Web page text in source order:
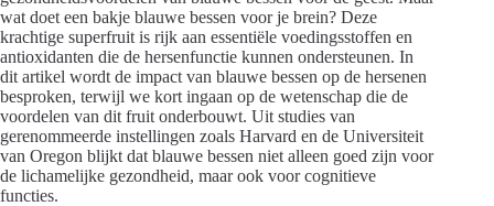
wat doet een bakje blauwe bessen voor je brein? Deze
krachtige superfruit is rijk aan essentiële voedingsstoffen en
antioxidanten die de hersenfunctie kunnen ondersteunen. In
dit artikel wordt de impact van blauwe bessen op de hersenen
besproken, terwijl we kort ingaan op de wetenschap die de
voordelen van dit fruit onderbouwt. Uit studies van
gerenommeerde instellingen zoals Harvard en de Universiteit
van Oregon blijkt dat blauwe bessen niet alleen goed zijn voor
de lichamelijke gezondheid, maar ook voor cognitieve
functies.